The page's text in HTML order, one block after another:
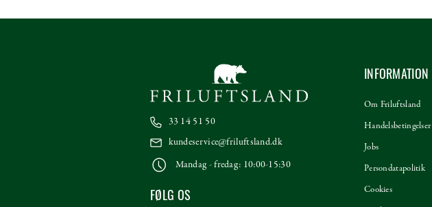
33 14 51 50
kundeservice@friluftsland.dk
Mandag - fredag: 10:00-15:30
FØLG OS
INFORMATION
Om Friluftsland
Handelsbetingelser
Jobs
Persondatapolitik
Cookies